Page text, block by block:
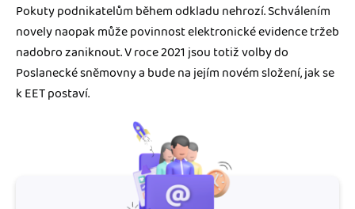
Pokuty podnikatelům během odkladu nehrozí. Schválením
novely naopak může povinnost elektronické evidence tržeb
nadobro zaniknout. V roce 2021 jsou totiž volby do
Poslanecké sněmovny a bude na jejím novém složení, jak se
k EET postaví.